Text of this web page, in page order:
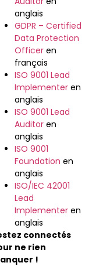
anglais
GDPR – Certified
Data Protection
Officer en
français
ISO 9001 Lead
Implementer en
anglais
ISO 9001 Lead
Auditor en
anglais
ISO 9001
Foundation en
anglais
ISO/IEC 42001
Lead
Implementer en
anglais
connectés
ne rien
!